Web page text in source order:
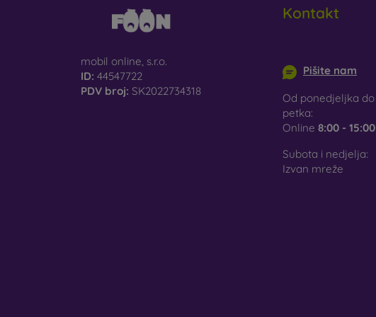
mobil online, s.r.o.
ID: 44547722
PDV broj: SK2022734318
Kontakt
Pišite nam
Od ponedjeljka do
petka:
Online 8:00 - 15:00
Subota i nedjelja:
Izvan mreže